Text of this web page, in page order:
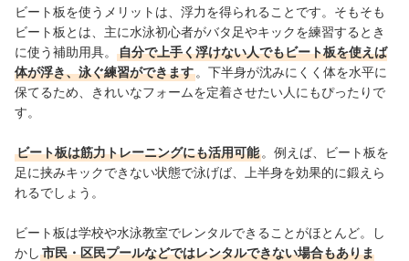
ビート板を使うメリットは、浮力を得られることです。そもそも
ビート板とは、主に水泳初心者がバタ足やキックを練習するとき
に使う補助用具。
自分で上手く浮けない人でもビート板を使えば
体が浮き、泳ぐ練習ができます 。下半身が沈みにくく体を水平に
保てるため、きれいなフォームを定着させたい人にもぴったりで
す。
ビート板は筋力トレーニングにも活用可能 。例えば、ビート板を
足に挟みキックできない状態で泳げば、上半身を効果的に鍛えら
れるでしょう。
ビート板は学校や水泳教室でレンタルできることがほとんど。し
かし 市民・区民プールなどではレンタルできない場合もありま